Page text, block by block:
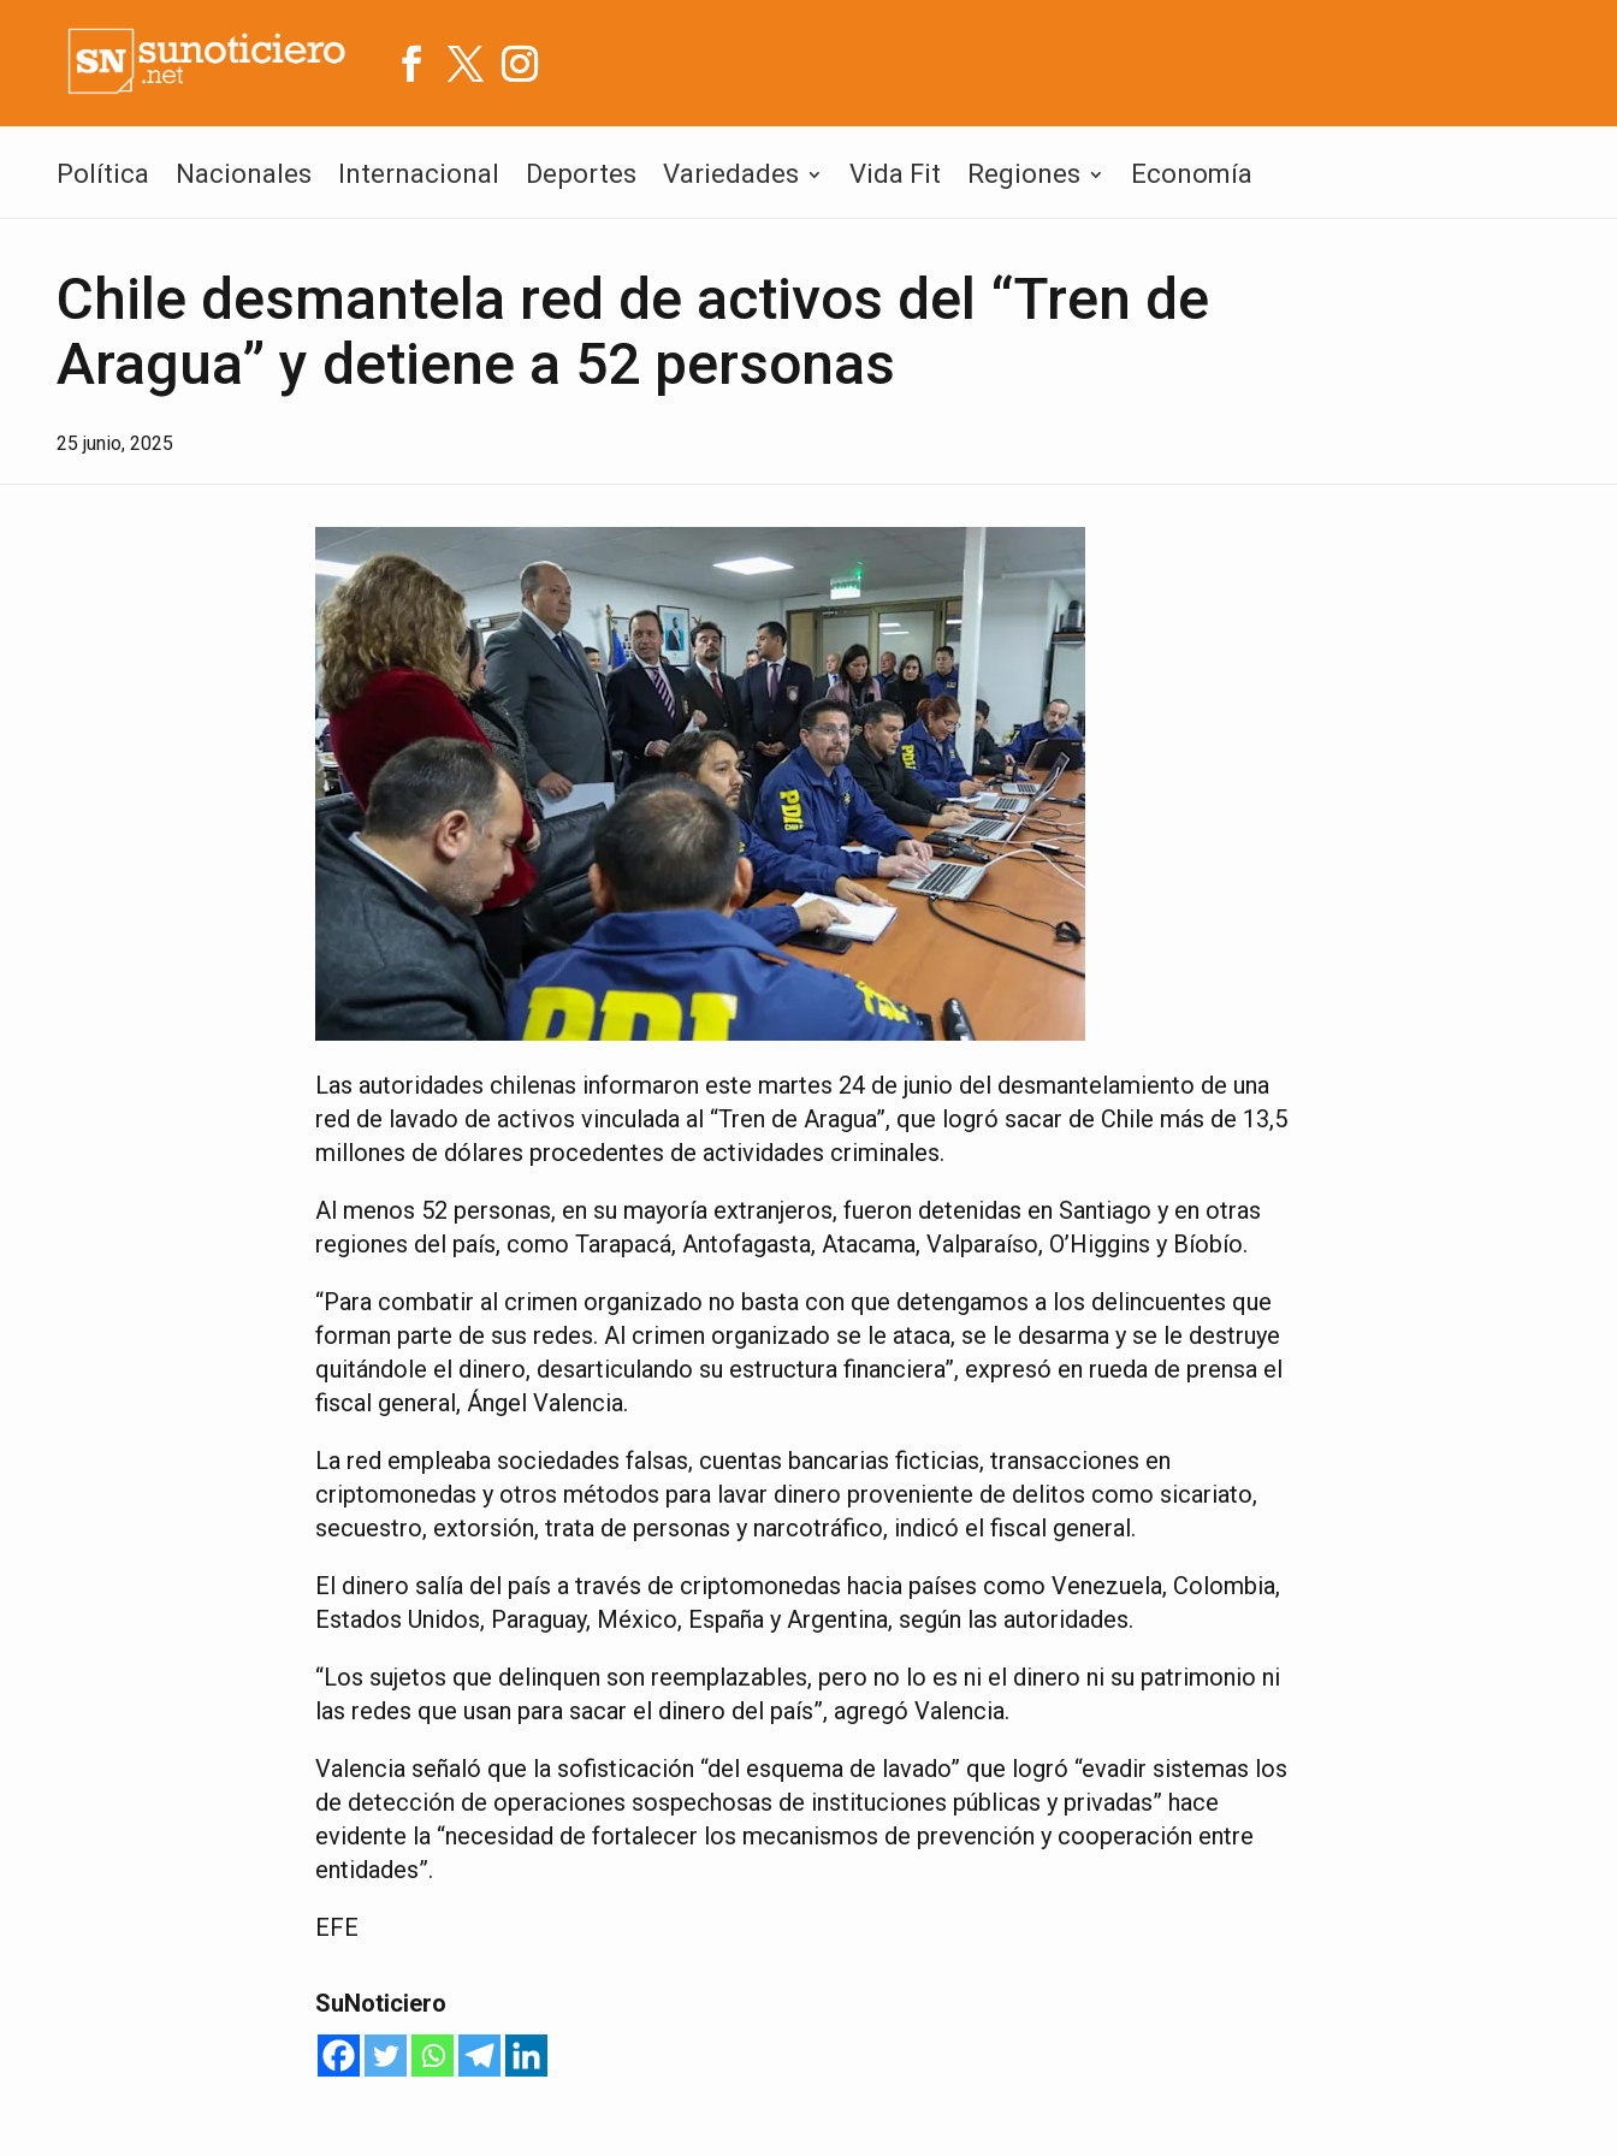
Política Nacionales Internacional Deportes Variedades Vida Fit Regiones Economía
Chile desmantela red de activos del “Tren de
Aragua” y detiene a 52 personas
25 junio, 2025
Las autoridades chilenas informaron este martes 24 de junio del desmantelamiento de una
red de lavado de activos vinculada al “Tren de Aragua”, que logró sacar de Chile más de 13,5
millones de dólares procedentes de actividades criminales.
Al menos 52 personas, en su mayoría extranjeros, fueron detenidas en Santiago y en otras
regiones del país, como Tarapacá, Antofagasta, Atacama, Valparaíso, O’Higgins y Bíobío.
“Para combatir al crimen organizado no basta con que detengamos a los delincuentes que
forman parte de sus redes. Al crimen organizado se le ataca, se le desarma y se le destruye
quitándole el dinero, desarticulando su estructura financiera”, expresó en rueda de prensa el
fiscal general, Ángel Valencia.
La red empleaba sociedades falsas, cuentas bancarias ficticias, transacciones en
criptomonedas y otros métodos para lavar dinero proveniente de delitos como sicariato,
secuestro, extorsión, trata de personas y narcotráfico, indicó el fiscal general.
El dinero salía del país a través de criptomonedas hacia países como Venezuela, Colombia,
Estados Unidos, Paraguay, México, España y Argentina, según las autoridades.
“Los sujetos que delinquen son reemplazables, pero no lo es ni el dinero ni su patrimonio ni
las redes que usan para sacar el dinero del país”, agregó Valencia.
Valencia señaló que la sofisticación “del esquema de lavado” que logró “evadir sistemas los
de detección de operaciones sospechosas de instituciones públicas y privadas” hace
evidente la “necesidad de fortalecer los mecanismos de prevención y cooperación entre
entidades”.
EFE
SuNoticiero